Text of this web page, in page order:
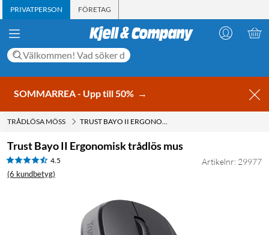
PRIVATPERSON FÖRETAG
SOMMARREA - Upp till 50% →
TRÅDLÖSA MÖSS TRUST BAYO II ERGONOMISK TRÅDLÖS MUS
Trust Bayo II Ergonomisk trådlös mus
4.5
(6 kundbetyg)
Artikelnr: 29977